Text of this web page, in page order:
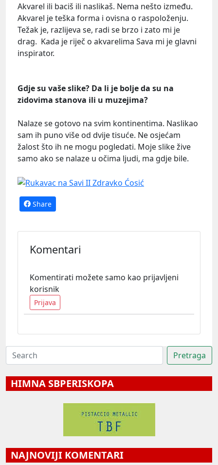
Akvarel ili baciš ili naslikaš. Nema nešto između.
Akvarel je teška forma i ovisna o raspoloženju.
Težak je, razlijeva se, radi se brzo i zato mi je
drag. Kada je riječ o akvarelima Sava mi je glavni
inspirator.
Gdje su vaše slike? Da li je bolje da su na
zidovima stanova ili u muzejima?
Nalaze se gotovo na svim kontinentima. Naslikao
sam ih puno više od dvije tisuće. Ne osjećam
žalost što ih ne mogu pogledati. Moje slike žive
samo ako se nalaze u očima ljudi, ma gdje bile.
Share
Komentari
Komentirati možete samo kao prijavljeni
korisnik
Prijava
HIMNA SBPERISKOPA
NAJNOVIJI KOMENTARI